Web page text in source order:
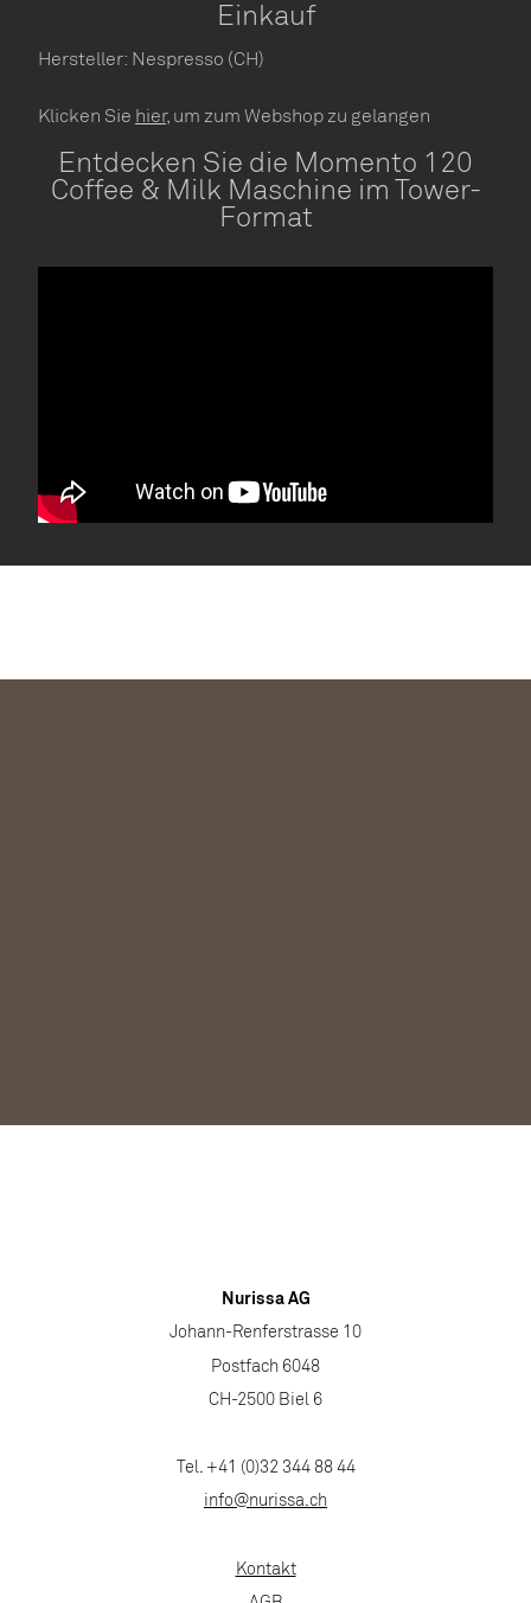
Einkauf
Hersteller: Nespresso (CH)
Klicken Sie hier, um zum Webshop zu gelangen
Entdecken Sie die Momento 120
Coffee & Milk Maschine im Tower-
Format
Nurissa AG
Johann-Renferstrasse 10
Postfach 6048
CH-2500 Biel 6
Tel. +41 (0)32 344 88 44
info@nurissa.ch
Kontakt